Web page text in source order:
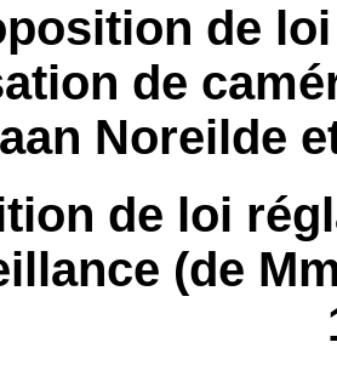
de
de
Noreilde
de loi
(de